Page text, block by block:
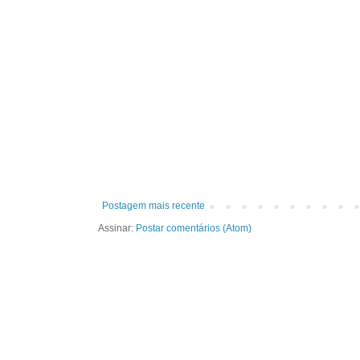
Postagem mais recente
Assinar: Postar comentários (Atom)